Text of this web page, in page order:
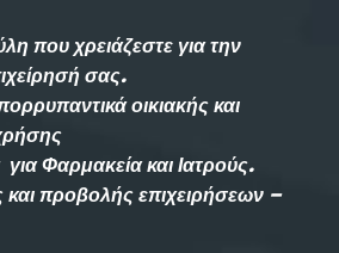
που χρειάζεστε για την
σας.
οικιακής και
Φαρμακεία και Ιατρούς.
και προβολής επιχειρήσεων –